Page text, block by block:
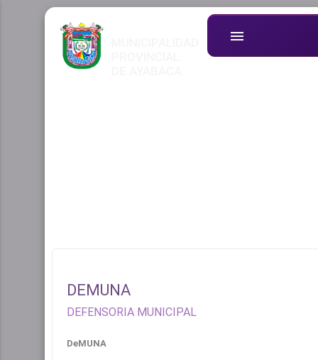
menu
DEMUNA
DEFENSORIA MUNICIPAL
DeMUNA